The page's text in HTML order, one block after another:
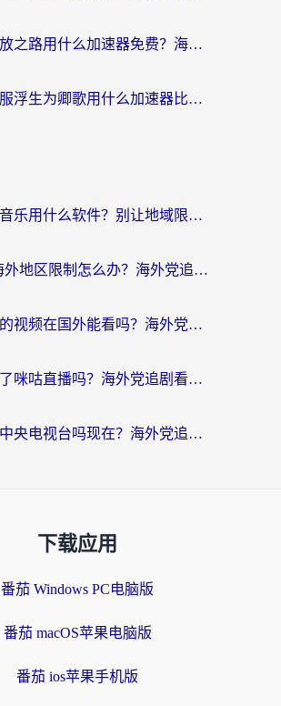
国外玩流放之路用什么加速器免费？海外党亲测有效的国服游戏加速指南
国外玩国服浮生为卿歌用什么加速器比较好？海外党亲测不踩坑指南
在海外听音乐用什么软件？别让地域限制断了你的华语歌单
芒果TV海外地区限制怎么办？海外党追剧看片的实用加速器选择指南
腾讯缓存的视频在国外能看吗？海外党追剧看片的终极解决方案
国外看不了咪咕直播吗？海外党追剧看片的加速器选择指南
国外能看中央电视台吗现在？海外党追剧看央视的实用指南
下载应用
番茄 Windows PC电脑版
番茄 macOS苹果电脑版
番茄 ios苹果手机版